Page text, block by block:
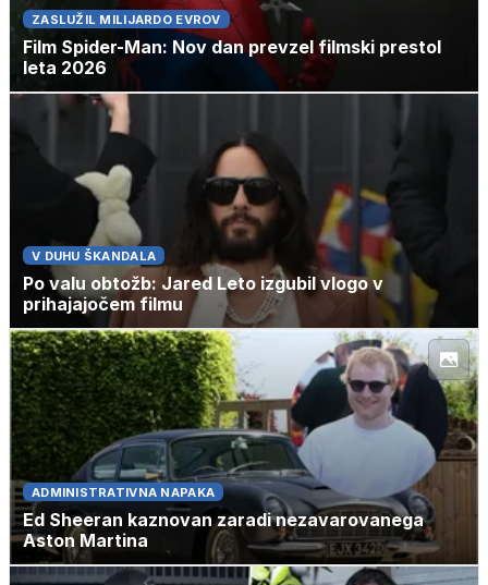
ZASLUŽIL MILIJARDO EVROV
Film Spider-Man: Nov dan prevzel filmski prestol
leta 2026
V DUHU ŠKANDALA
Po valu obtožb: Jared Leto izgubil vlogo v
prihajajočem filmu
ADMINISTRATIVNA NAPAKA
Ed Sheeran kaznovan zaradi nezavarovanega
Aston Martina